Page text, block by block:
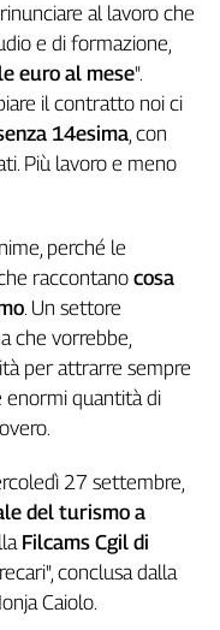
al lavoro che
e di formazione,
euro al mese".
il contratto noi ci
14esima, con
Più lavoro e meno
perché le
raccontano cosa
. Un settore
che vorrebbe,
per attrarre sempre
enormi quantità di
27 settembre,
del turismo a
Filcams Cgil di
conclusa dalla
Caiolo.